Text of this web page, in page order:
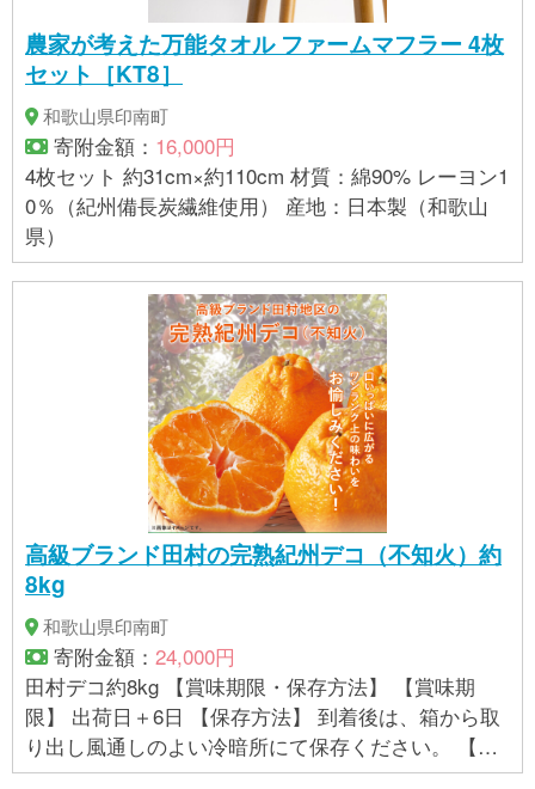
農家が考えた万能タオル ファームマフラー 4枚
セット［KT8］
和歌山県印南町
寄附金額： 16,000円
4枚セット 約31cm×約110cm 材質：綿90% レーヨン1
0％（紀州備長炭繊維使用） 産地：日本製（和歌山
県）
高級ブランド田村の完熟紀州デコ（不知火）約
8kg
和歌山県印南町
寄附金額： 24,000円
田村デコ約8kg 【賞味期限・保存方法】 【賞味期
限】 出荷日＋6日 【保存方法】 到着後は、箱から取
り出し風通しのよい冷暗所にて保存ください。 【ア
レルギー】 オレンジ ※ 表示内容に関しては各事業者